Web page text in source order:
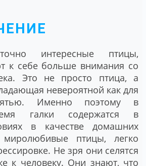
интересные птицы,
к себе больше внимания со
Это не просто птица, а
невероятной как для
Именно поэтому в
галки содержатся в
в качестве домашних
птицы, легко
Не зря они селятся
к человеку. Они знают, что